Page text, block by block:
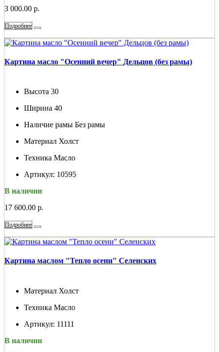
3 000.00 р.
Подробнее
Картина масло "Осенний вечер" Дельцов (без рамы)
Высота 30
Ширина 40
Наличие рамы Без рамы
Материал Холст
Техника Масло
Артикул: 10595
В наличии
17 600.00 р.
Подробнее
Картина маслом "Тепло осени" Селенских
Материал Холст
Техника Масло
Артикул: 11111
В наличии